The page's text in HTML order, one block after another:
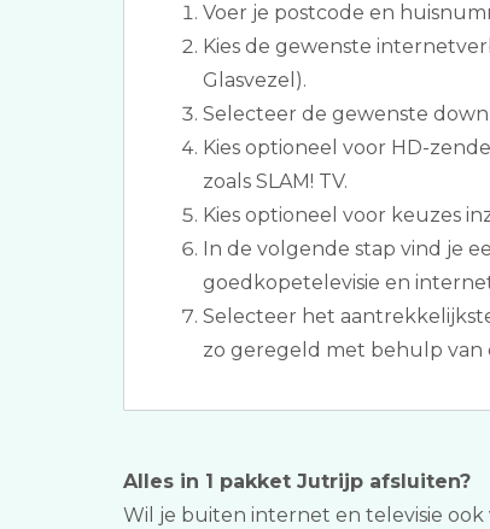
Voer je postcode en
Kies de gewenste
Glasvezel).
Selecteer de gewenste
Kies optioneel voor HD-
zoals SLAM! TV.
Kies optioneel voor keuzes
In de volgende stap vind je
goedkopetelevisie en
Selecteer het
zo geregeld met behulp van
Alles in 1 pakket Jutrijp afsluiten?
Wil je buiten internet en televisie